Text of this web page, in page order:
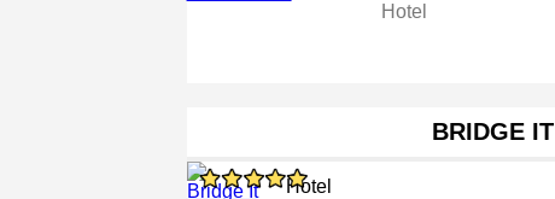
Hotel
BRIDGE IT
Hotel